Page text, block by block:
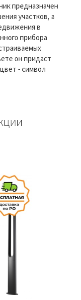
предназначен
участков, а
в
прибора
он придаст
- символ